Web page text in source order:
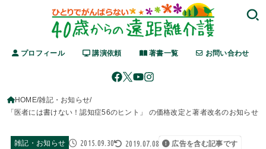
プロフィール 講演依頼 著書一覧 お問い合わせ
HOME 雑記・お知らせ
「医者には書けない！認知症56のヒント」 の価格改定と著者改名のお知らせ
雑記・お知らせ 2015.09.30 2019.07.08 広告を含む記事です